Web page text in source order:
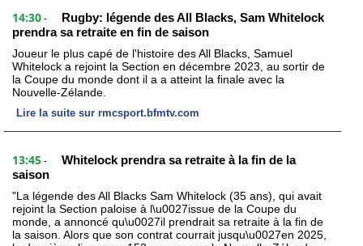
14:30 -
Rugby: légende des All Blacks, Sam Whitelock
prendra sa retraite en fin de saison
Joueur le plus capé de l'histoire des All Blacks, Samuel
Whitelock a rejoint la Section en décembre 2023, au sortir de
la Coupe du monde dont il a a atteint la finale avec la
Nouvelle-Zélande.
Lire la suite sur rmcsport.bfmtv.com
13:45 -
Whitelock prendra sa retraite à la fin de la
saison
"La légende des All Blacks Sam Whitelock (35 ans), qui avait
rejoint la Section paloise à l\u0027issue de la Coupe du
monde, a annoncé qu\u0027il prendrait sa retraite à la fin de
la saison. Alors que son contrat courrait jusqu\u0027en 2025,